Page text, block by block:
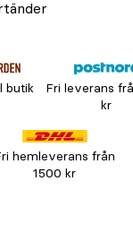
butik
Fri leverans
kr
hemleverans från
1500 kr